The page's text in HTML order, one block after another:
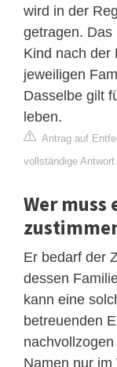
wird in der
getragen. Das
Kind nach der
jeweiligen
Dasselbe gilt
leben.
Antrag auf
vollständige
Wer muss
Er bedarf der
dessen
kann eine
betreuenden
Namen nur